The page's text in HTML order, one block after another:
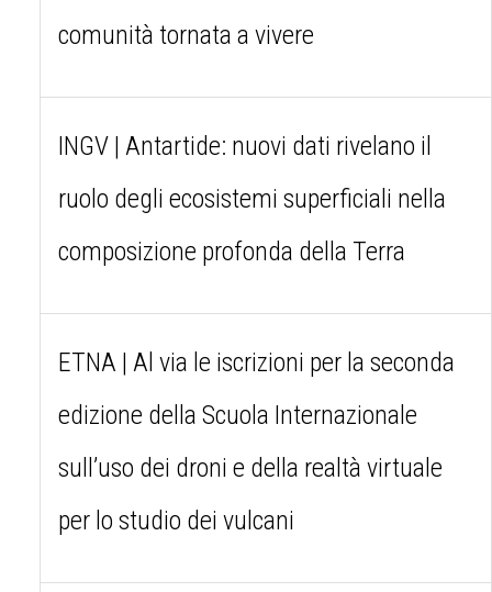
comunità tornata a vivere
INGV | Antartide: nuovi dati rivelano il
ruolo degli ecosistemi superficiali nella
composizione profonda della Terra
ETNA | Al via le iscrizioni per la seconda
edizione della Scuola Internazionale
sull’uso dei droni e della realtà virtuale
per lo studio dei vulcani